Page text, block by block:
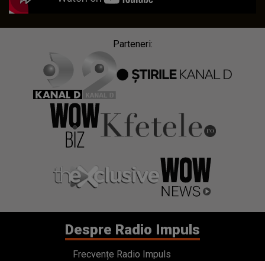
Parteneri:
Despre Radio Impuls
Frecvențe Radio Impuls